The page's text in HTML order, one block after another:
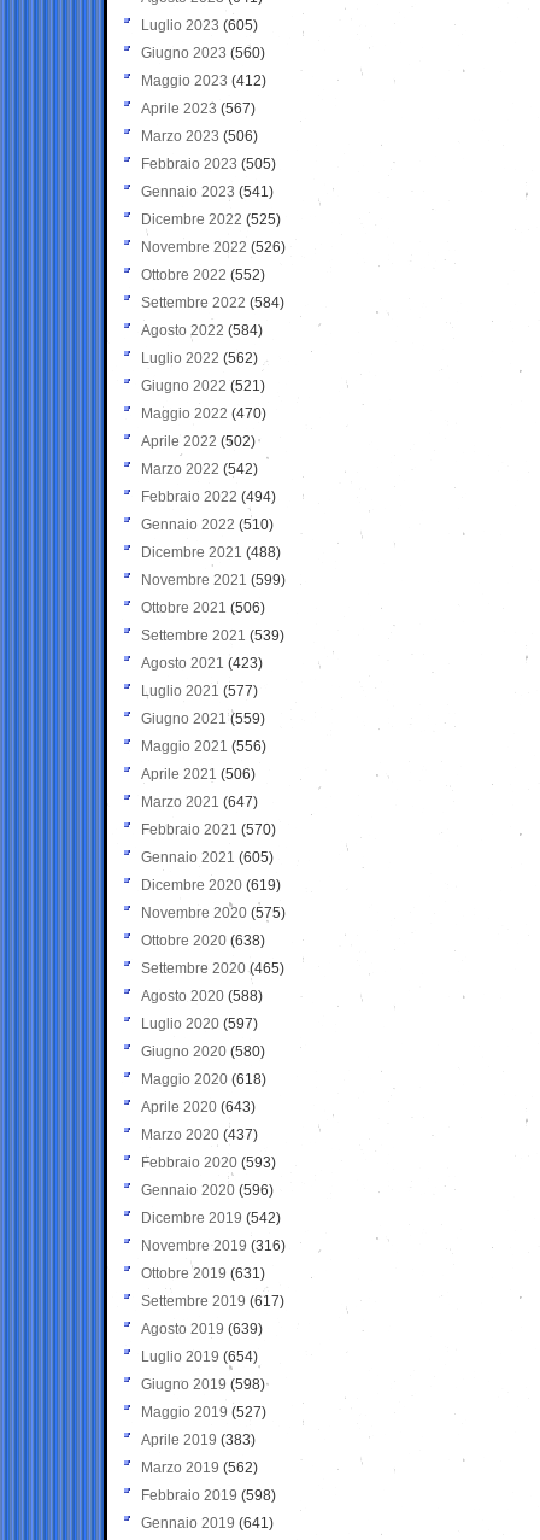
Luglio 2023 (605)
Giugno 2023 (560)
Maggio 2023 (412)
Aprile 2023 (567)
Marzo 2023 (506)
Febbraio 2023 (505)
Gennaio 2023 (541)
Dicembre 2022 (525)
Novembre 2022 (526)
Ottobre 2022 (552)
Settembre 2022 (584)
Agosto 2022 (584)
Luglio 2022 (562)
Giugno 2022 (521)
Maggio 2022 (470)
Aprile 2022 (502)
Marzo 2022 (542)
Febbraio 2022 (494)
Gennaio 2022 (510)
Dicembre 2021 (488)
Novembre 2021 (599)
Ottobre 2021 (506)
Settembre 2021 (539)
Agosto 2021 (423)
Luglio 2021 (577)
Giugno 2021(559)
Maggio 2021 (556)
Aprile 2021 (506)
Marzo 2021 (647)
Febbraio 2021 (570)
Gennaio 2021 (605)
Dicembre 2020 (619)
Novembre 2020 (575)
Ottobre 2020 (638)
Settembre 2020(465)
Agosto 2020 (588)
Luglio 2020 (597)
Giugno 2020 (580)
Maggio 2020 (618)
Aprile 2020 (643)
Marzo 2020 (437)
Febbraio 2020 (593)
Gennaio 2020 (596)
Dicembre 2019 (542)
Novembre 2019 (316)
Ottobre 2019 (631)
Settembre 2019 (617)
Agosto 2019 (639)
Luglio 2019 (654)
Giugno 2019 (598)
Maggio 2019 (527)
Aprile 2019 (383)
Marzo 2019 (562)
Febbraio 2019 (598)
Gennaio 2019 (641)